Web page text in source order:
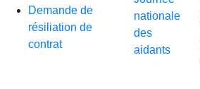
Demande de
résiliation de
contrat